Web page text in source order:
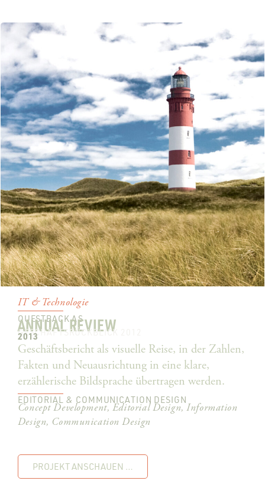
IT & Technologie
QUESTBACK AS
ANNUAL REVIEW
GESCHÄFTSRÜCKBLICK 2012
2013
Geschäftsbericht als visuelle Reise, in der Zahlen,
Fakten und Neuausrichtung in eine klare,
erzählerische Bildsprache übertragen werden.
EDITORIAL & COMMUNICATION DESIGN
Concept Development, Editorial Design, Information
Design, Communication Design
PROJEKT ANSCHAUEN …